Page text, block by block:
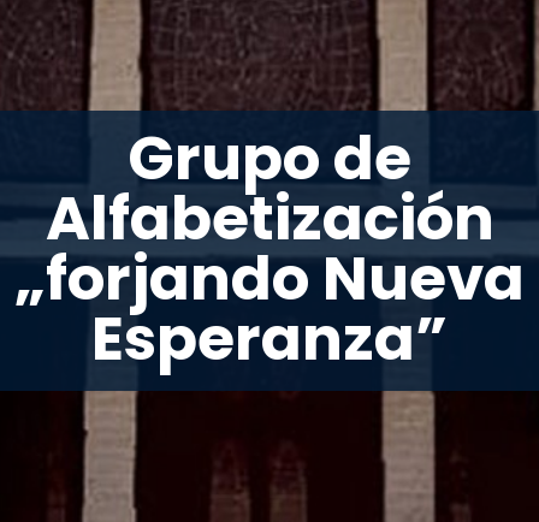
Grupo de
Alfabetización
„forjando Nueva
Esperanza”